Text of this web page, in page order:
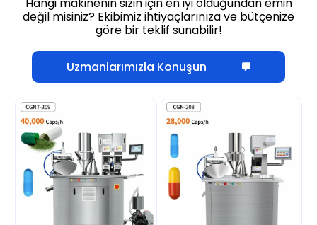
Hangi makinenin sizin için en iyi olduğundan emin
değil misiniz? Ekibimiz ihtiyaçlarınıza ve bütçenize
göre bir teklif sunabilir!
Uzmanlarımızla Konuşun